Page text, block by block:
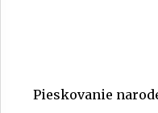
Pieskovanie